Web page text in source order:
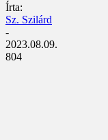
Írta:
Sz. Szilárd
-
2023.08.09.
804